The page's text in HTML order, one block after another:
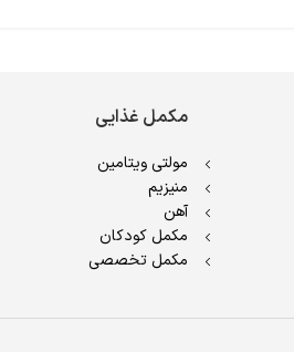
مکمل غذایی
مولتی ویتامین
منیزیم
آهن
مکمل کودکان
مکمل تخصصی